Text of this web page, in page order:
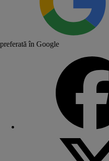
preferată în Google